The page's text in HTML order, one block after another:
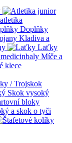
Doplňky
Kladiva a
Laťky
Míče a
klece
/ Trojskok
Skok vysoký